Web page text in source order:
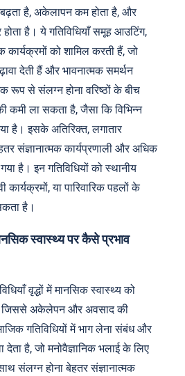
है, अकेलापन कम होता है, और
है। ये गतिविधियाँ समूह आउटिंग,
को शामिल करती हैं, जो
देती हैं और भावनात्मक समर्थन
रूप से संलग्न होना वरिष्ठों के बीच
कमी ला सकता है, जैसा कि विभिन्न
है। इसके अतिरिक्त, लगातार
संज्ञानात्मक कार्यप्रणाली और अधिक
है। इन गतिविधियों को स्थानीय
कार्यक्रमों, या पारिवारिक पहलों के
है।
स्वास्थ्य पर कैसे प्रभाव
वृद्धों में मानसिक स्वास्थ्य को
जिससे अकेलेपन और अवसाद की
गतिविधियों में भाग लेना संबंध और
देता है, जो मनोवैज्ञानिक भलाई के लिए
संलग्न होना बेहतर संज्ञानात्मक